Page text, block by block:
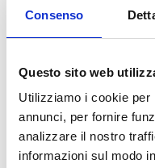
Consenso
Questo sito web
Utilizziamo i cookie per
annunci, per fornire
analizzare il nostro
informazioni sul modo
cartadaparati.it
34,49 € 49,28 € -
Tasse incluse